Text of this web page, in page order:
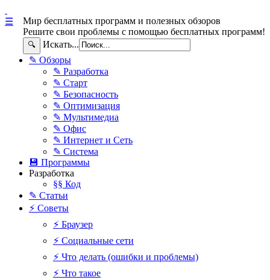
Мир бесплатных программ и полезных обзоров
Решите свои проблемы с помощью бесплатных программ!
🔍 Искать...
☰
✎ Обзоры
✎ Разработка
✎ Старт
✎ Безопасность
✎ Оптимизация
✎ Мультимедиа
✎ Офис
✎ Интернет и Сеть
✎ Система
💾 Программы
Разработка
§§ Код
✎ Статьи
⚡ Советы
⚡ Браузер
⚡ Социальные сети
⚡ Что делать (ошибки и проблемы)
⚡ Что такое